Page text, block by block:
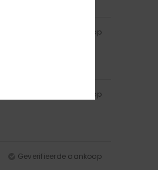
Geverifieerde aankoop
Geverifieerde aankoop
Geverifieerde aankoop